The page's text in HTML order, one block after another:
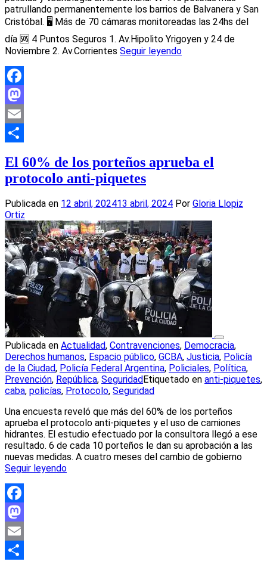
patrullando permanentemente los barrios de Balvanera y San
Cristóbal. 🖥️ Más de 70 cámaras monitoreadas las 24hs del
día 🆘 4 Puntos Seguros 1. Av.Hipolito Yrigoyen y 24 de
Noviembre 2. Av.Corrientes Seguir leyendo
Facebook
Mastodon
Email
El 60% de los porteños aprueba el
protocolo anti-piquetes
Publicada en 12 abril, 202413 abril, 2024 Por Gloria Llopiz
Ortiz
Publicada en Actualidad, Contravenciones, Democracia,
Derechos humanos, Espacio público, GCBA, Justicia, Policía
de la Ciudad, Policía Federal Argentina, Policiales, Política,
Prevención, República, Seguridad Etiquetado en anti-piquetes,
caba, policías, Protocolo, Seguridad
Una encuesta reveló que más del 60% de los porteños
aprueba el protocolo anti-piquetes y el uso de camiones
hidrantes. El estudio efectuado por la consultora llegó a ese
resultado. 6 de cada 10 porteños le dan su aprobación a las
nuevas medidas. A cuatro meses del cambio de gobierno
Seguir leyendo
Facebook
Mastodon
Email